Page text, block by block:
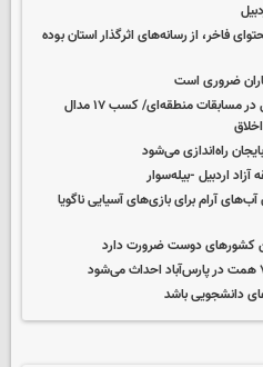
فاخر، از رسانه‌های اثرگذار استان بوده
ضروری است
درخشش تکواندوکاران نونهال اردبیل در مسابقات منطقه‌ای/ کسب ۱۷ مدال
راه‌اندازی می‌شود
آرام برای بازی‌های آسیایی ناگویا
کشورهای دوست ضرورت دارد
دانشجویی باشد